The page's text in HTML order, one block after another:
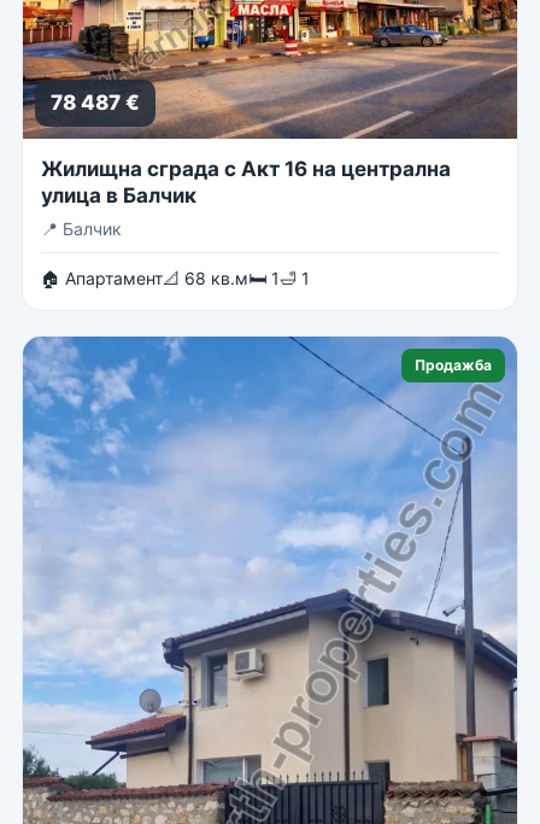
78 487 €
Жилищна сграда с Акт 16 на централна
улица в Балчик
📍 Балчик
🏠 Апартамент📐 68 кв.м🛏 1🛁 1
Продажба